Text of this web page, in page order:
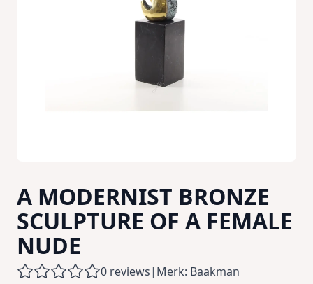
A MODERNIST BRONZE
SCULPTURE OF A FEMALE
NUDE
0 reviews| Merk: Baakman